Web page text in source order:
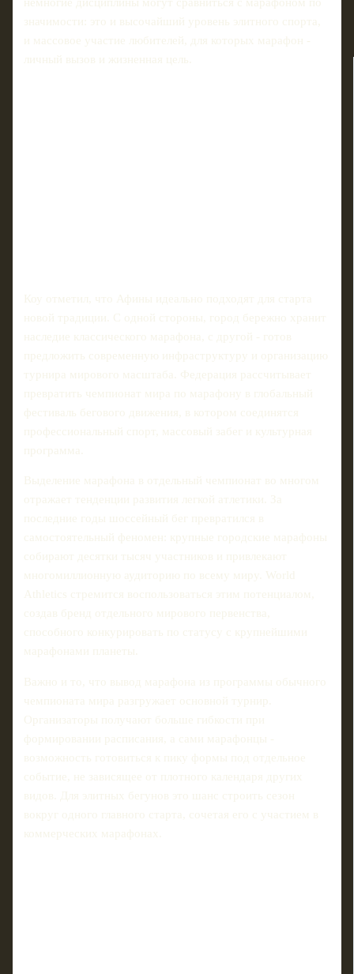
значимости: это и высочайший уровень элитного спорта,
и массовое участие любителей, для которых марафон -
личный вызов и жизненная цель.
Коу отметил, что Афины идеально подходят для старта
новой традиции. С одной стороны, город бережно хранит
наследие классического марафона, с другой - готов
предложить современную инфраструктуру и организацию
турнира мирового масштаба. Федерация рассчитывает
превратить чемпионат мира по марафону в глобальный
фестиваль бегового движения, в котором соединятся
профессиональный спорт, массовый забег и культурная
программа.
Выделение марафона в отдельный чемпионат во многом
отражает тенденции развития легкой атлетики. За
последние годы шоссейный бег превратился в
самостоятельный феномен: крупные городские марафоны
собирают десятки тысяч участников и привлекают
многомиллионную аудиторию по всему миру. World
Athletics стремится воспользоваться этим потенциалом,
создав бренд отдельного мирового первенства,
способного конкурировать по статусу с крупнейшими
марафонами планеты.
Важно и то, что вывод марафона из программы обычного
чемпионата мира разгружает основной турнир.
Организаторы получают больше гибкости при
формировании расписания, а сами марафонцы -
возможность готовиться к пику формы под отдельное
событие, не зависящее от плотного календаря других
видов. Для элитных бегунов это шанс строить сезон
вокруг одного главного старта, сочетая его с участием в
коммерческих марафонах.